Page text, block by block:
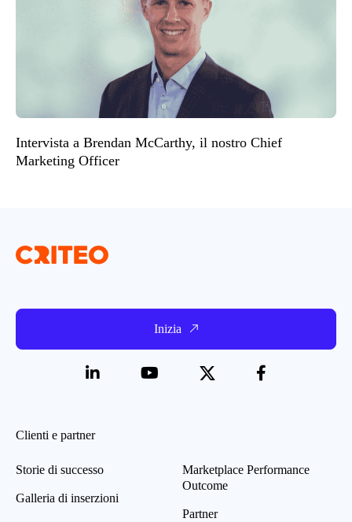
Intervista a Brendan McCarthy, il nostro Chief
Marketing Officer
Inizia
Clienti e partner
Storie di successo
Galleria di inserzioni
Marketplace Performance
Outcome
Partner